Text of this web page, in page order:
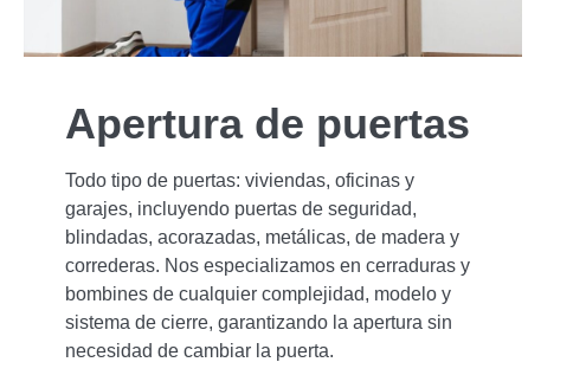
Apertura de puertas
Todo tipo de puertas: viviendas, oficinas y
garajes, incluyendo puertas de seguridad,
blindadas, acorazadas, metálicas, de madera y
correderas. Nos especializamos en cerraduras y
bombines de cualquier complejidad, modelo y
sistema de cierre, garantizando la apertura sin
necesidad de cambiar la puerta.